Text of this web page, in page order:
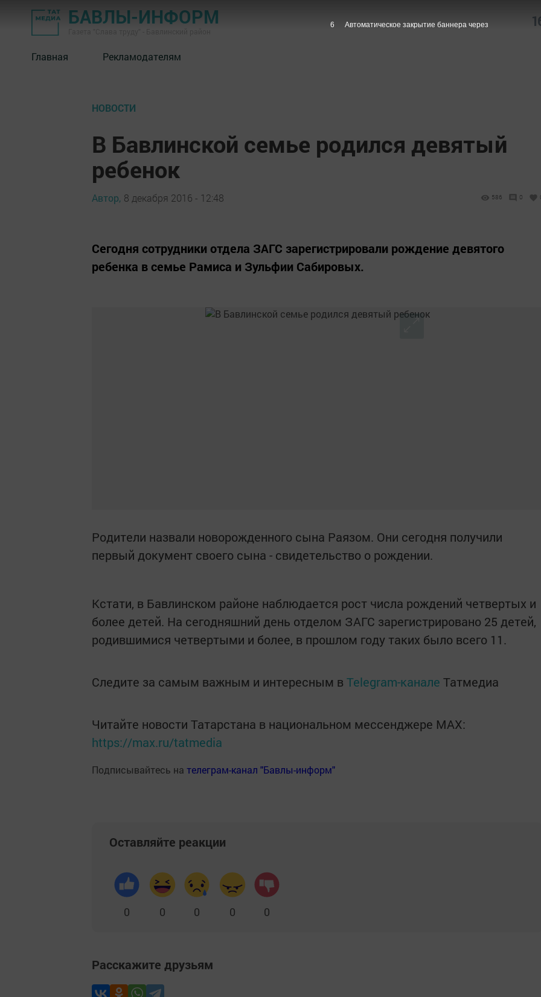
БАВЛЫ-ИНФОРМ
Главная Рекламодателям
НОВОСТИ
В Бавлинской семье родился девятый
ребенок
Автор, 8 декабря 2016 - 12:48 586 0
Сегодня сотрудники отдела ЗАГС зарегистрировали рождение девятого
ребенка в семье Рамиса и Зульфии Сабировых.
Родители назвали новорожденного сына Раязом. Они сегодня получили
первый документ своего сына - свидетельство о рождении.
Кстати, в Бавлинском районе наблюдается рост числа рождений четвертых и
более детей. На сегодняшний день отделом ЗАГС зарегистрировано 25 детей,
родившимися четвертыми и более, в прошлом году таких было всего 11.
Следите за самым важным и интересным в Telegram-канале Татмедиа
Читайте новости Татарстана в национальном мессенджере MАХ:
https://max.ru/tatmedia
Подписывайтесь на телеграм-канал "Бавлы-информ"
Оставляйте реакции
0 0 0 0 0
Расскажите друзьям
5 Автоматическое закрытие баннера через